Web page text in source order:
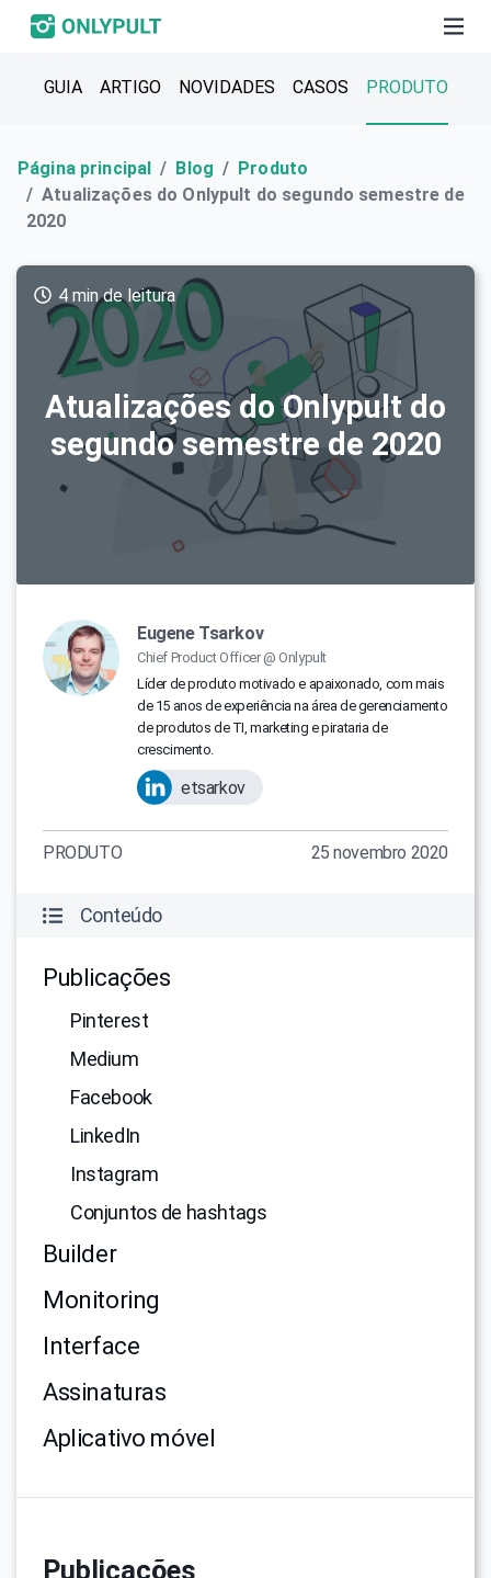
GUIA ARTIGO NOVIDADES CASOS PRODUTO
Página principal Blog
Produto
Atualizações do Onlypult do segundo semestre de
2020
Atualizações do Onlypult do
segundo semestre de 2020
4 min de leitura
Eugene Tsarkov
Chief Product Officer @ Onlypult
Líder de produto motivado e apaixonado, com mais
de 15 anos de experiência na área de gerenciamento
de produtos de TI, marketing e pirataria de
crescimento.
etsarkov
PRODUTO 25 novembro 2020
Conteúdo
Publicações
Pinterest
Medium
Facebook
LinkedIn
Instagram
Conjuntos de hashtags
Builder
Monitoring
Interface
Assinaturas
Aplicativo móvel
Publicações